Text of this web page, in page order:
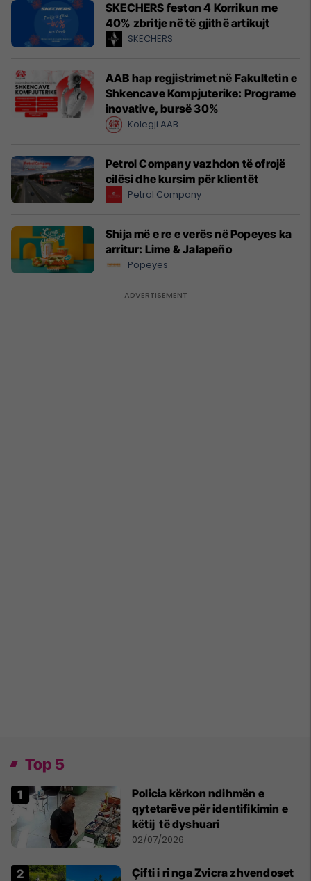
SKECHERS feston 4 Korrikun me
40% zbritje në të gjithë artikujt
SKECHERS
AAB hap regjistrimet në Fakultetin e
Shkencave Kompjuterike: Programe
inovative, bursë 30%
Kolegji AAB
Petrol Company vazhdon të ofrojë
cilësi dhe kursim për klientët
Petrol Company
Shija më e re e verës në Popeyes ka
arritur: Lime & Jalapeño
Popeyes
Top 5
Policia kërkon ndihmën e
qytetarëve për identifikimin e
këtij të dyshuari
02/07/2026
Çifti i ri nga Zvicra zhvendoset